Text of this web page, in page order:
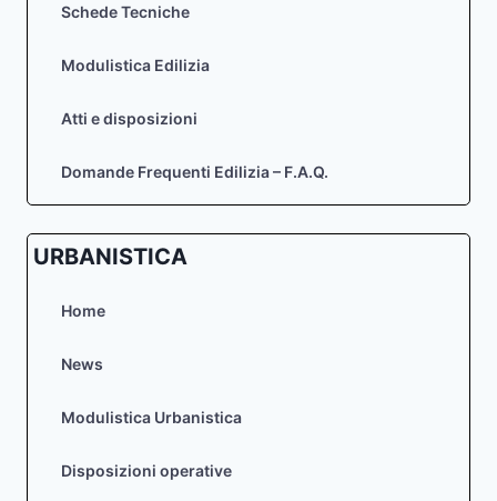
Schede Tecniche
Modulistica Edilizia
Atti e disposizioni
Domande Frequenti Edilizia – F.A.Q.
URBANISTICA
Home
News
Modulistica Urbanistica
Disposizioni operative